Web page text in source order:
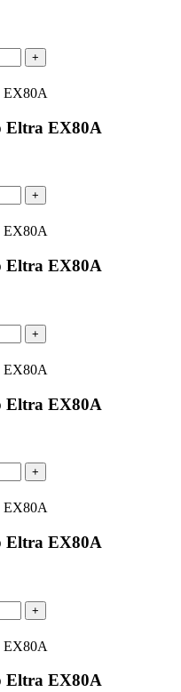
+
Eltra EX80A
+
Eltra EX80A
+
Eltra EX80A
+
Eltra EX80A
+
Eltra EX80A